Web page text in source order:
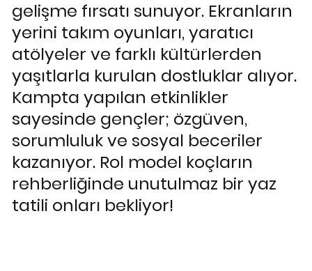
gelişme fırsatı sunuyor. Ekranların
yerini takım oyunları, yaratıcı
atölyeler ve farklı kültürlerden
yaşıtlarla kurulan dostluklar alıyor.
Kampta yapılan etkinlikler
sayesinde gençler; özgüven,
sorumluluk ve sosyal beceriler
kazanıyor. Rol model koçların
rehberliğinde unutulmaz bir yaz
tatili onları bekliyor!